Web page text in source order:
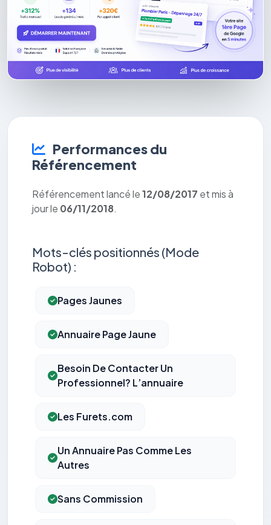
Performances du
Référencement
Référencement lancé le12/08/2017 et mis à
jour le 06/11/2018.
Mots-clés positionnés (Mode
Robot) :
Pages Jaunes
Annuaire Page Jaune
Besoin De Contacter Un
Professionnel? L’annuaire
Les Furets.com
Un Annuaire Pas Comme Les
Autres
Sans Commission